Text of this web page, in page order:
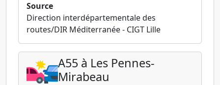
Source
Direction interdépartementale des
routes/DIR Méditerranée - CIGT Lille
A55 à Les Pennes-
Mirabeau